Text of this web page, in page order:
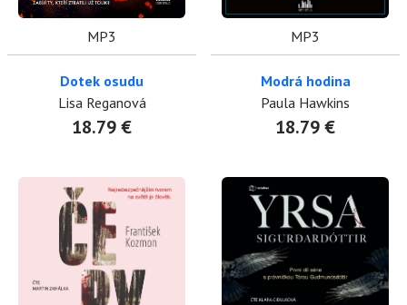
MP3
Dotek osudu
Lisa Reganová
18.79 €
MP3
Modrá hodina
Paula Hawkins
18.79 €